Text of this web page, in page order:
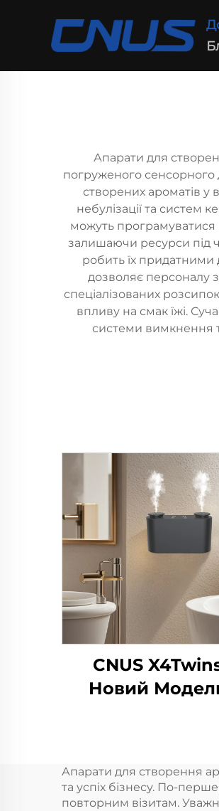
Апарати для
погруженого сенсорного
створених ароматів у
небулізації та систем
можуть програмуватися
залишаючи ресурси під
робить їх придатними
дозволяє персоналу
спеціалізованих
впливу на смак їжі.
системи вимкнення
CNUS
Новий
Для Магазину
Апарати для створення
та успіх бізнесу. По-
повторним візитам.